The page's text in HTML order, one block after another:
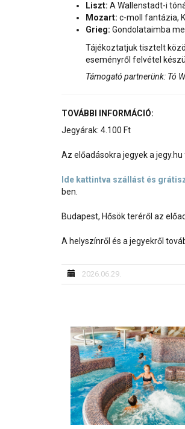
Liszt: A Wallenstadt-i
Mozart: c-moll fantázia,
Grieg: Gondolataimba
Tájékoztatjuk tisztelt
eseményről felvétel
Támogató partnerünk: Tó
TOVÁBBI INFORMÁCIÓ:
Jegyárak: 4.100 Ft
Az előadásokra jegyek a
Ide kattintva szállást és
ben.
Budapest, Hősök teréről az
A helyszínről és a jegyekről
2026.06.29.